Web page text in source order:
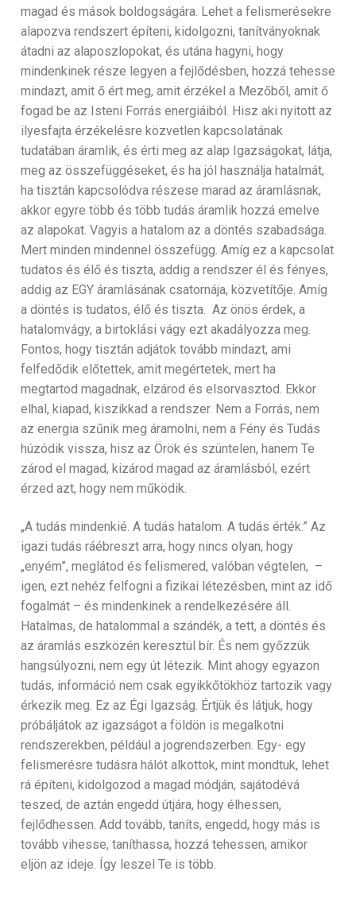
magad és mások boldogságára. Lehet a felismerésekre
alapozva rendszert építeni, kidolgozni, tanítványoknak
átadni az alaposzlopokat, és utána hagyni, hogy
mindenkinek része legyen a fejlődésben, hozzá tehesse
mindazt, amit ő ért meg, amit érzékel a Mezőből, amit ő
fogad be az Isteni Forrás energiáiból. Hisz aki nyitott az
ilyesfajta érzékelésre közvetlen kapcsolatának
tudatában áramlik, és érti meg az alap Igazságokat, látja,
meg az összefüggéseket, és ha jól használja hatalmát,
ha tisztán kapcsolódva részese marad az áramlásnak,
akkor egyre több és több tudás áramlik hozzá emelve
az alapokat. Vagyis a hatalom az a döntés szabadsága.
Mert minden mindennel összefügg. Amíg ez a kapcsolat
tudatos és élő és tiszta, addig a rendszer él és fényes,
addig az EGY áramlásának csatornája, közvetítője. Amíg
a döntés is tudatos, élő és tiszta. Az önös érdek, a
hatalomvágy, a birtoklási vágy ezt akadályozza meg.
Fontos, hogy tisztán adjátok tovább mindazt, ami
felfedődik előtettek, amit megértetek, mert ha
megtartod magadnak, elzárod és elsorvasztod. Ekkor
elhal, kiapad, kiszikkad a rendszer. Nem a Forrás, nem
az energia szűnik meg áramolni, nem a Fény és Tudás
húzódik vissza, hisz az Örök és szüntelen, hanem Te
zárod el magad, kizárod magad az áramlásból, ezért
érzed azt, hogy nem működik.
„A tudás mindenkié. A tudás hatalom. A tudás érték.” Az
igazi tudás ráébreszt arra, hogy nincs olyan, hogy
„enyém”, meglátod és felismered, valóban végtelen, –
igen, ezt nehéz felfogni a fizikai létezésben, mint az idő
fogalmát – és mindenkinek a rendelkezésére áll.
Hatalmas, de hatalommal a szándék, a tett, a döntés és
az áramlás eszközén keresztül bír. És nem győzzük
hangsúlyozni, nem egy út létezik. Mint ahogy egyazon
tudás, információ nem csak egyikkőtökhöz tartozik vagy
érkezik meg. Ez az Égi Igazság. Értjük és látjuk, hogy
próbáljátok az igazságot a földön is megalkotni
rendszerekben, például a jogrendszerben. Egy- egy
felismerésre tudásra hálót alkottok, mint mondtuk, lehet
rá építeni, kidolgozod a magad módján, sajátodévá
teszed, de aztán engedd útjára, hogy élhessen,
fejlődhessen. Add tovább, taníts, engedd, hogy más is
tovább vihesse, taníthassa, hozzá tehessen, amikor
eljön az ideje. Így leszel Te is több.